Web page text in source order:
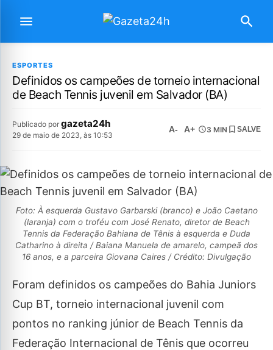
ESPORTES
Definidos os campeões de torneio internacional
de Beach Tennis juvenil em Salvador (BA)
Publicado por gazeta24h
29 de maio de 2023, às 10:53
A- A+ 3 MIN SALVE
Foto: À esquerda Gustavo Garbarski (branco) e João Caetano
(laranja) com o troféu com José Renato, diretor de Beach
Tennis da Federação Bahiana de Tênis à esquerda e Duda
Catharino à direita / Baiana Manuela de amarelo, campeã dos
16 anos, e a parceira Giovana Caires / Crédito: Divulgação
Foram definidos os campeões do Bahia Juniors
Cup BT, torneio internacional juvenil com
pontos no ranking júnior de Beach Tennis da
Federação Internacional de Tênis que ocorreu